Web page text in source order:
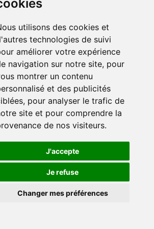
utilisons des cookies et
technologies de suivi
améliorer votre expérience
navigation sur notre site, pour
montrer un contenu
et des publicités
pour analyser le trafic de
site et pour comprendre la
de nos visiteurs.
J'accepte
Je refuse
Changer mes préférences
information)